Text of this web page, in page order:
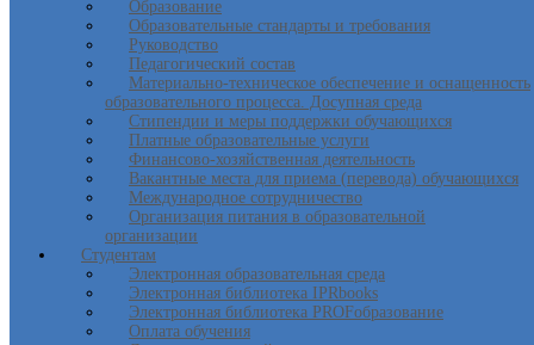
Образование
Образовательные стандарты и требования
Руководство
Педагогический состав
Материально-техническое обеспечение и оснащенность
образовательного процесса. Досупная среда
Стипендии и меры поддержки обучающихся
Платные образовательные услуги
Финансово-хозяйственная деятельность
Вакантные места для приема (перевода) обучающихся
Международное сотрудничество
Организация питания в образовательной
организации
Студентам
Электронная образовательная среда
Электронная библиотека IPRbooks
Электронная библиотека PROFобразование
Оплата обучения